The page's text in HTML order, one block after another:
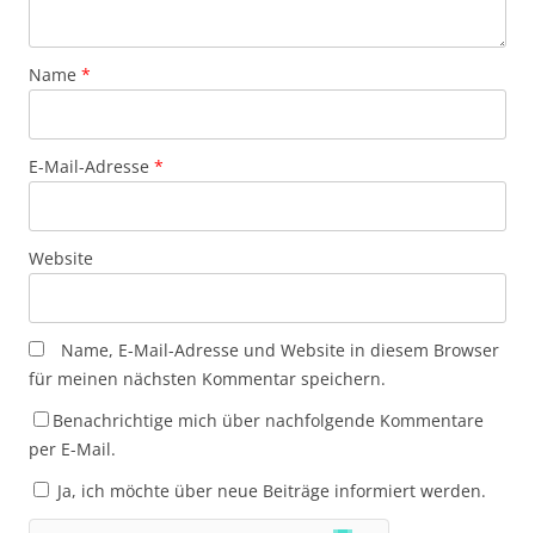
Name *
E-Mail-Adresse *
Website
Name, E-Mail-Adresse und Website in diesem Browser
für meinen nächsten Kommentar speichern.
Benachrichtige mich über nachfolgende Kommentare
per E-Mail.
Ja, ich möchte über neue Beiträge informiert werden.